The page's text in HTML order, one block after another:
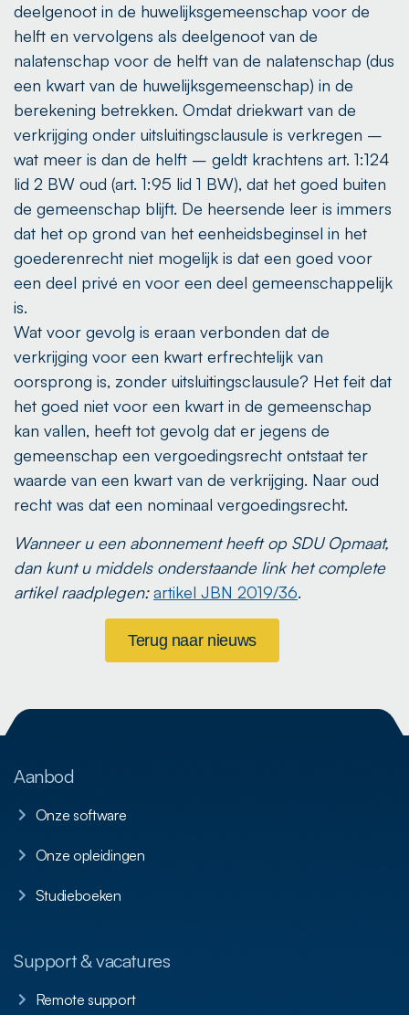
deelgenoot in de huwelijksgemeenschap voor de
helft en vervolgens als deelgenoot van de
nalatenschap voor de helft van de nalatenschap (dus
een kwart van de huwelijksgemeenschap) in de
berekening betrekken. Omdat driekwart van de
verkrijging onder uitsluitingsclausule is verkregen –
wat meer is dan de helft – geldt krachtens art. 1:124
lid 2 BW oud (art. 1:95 lid 1 BW), dat het goed buiten
de gemeenschap blijft. De heersende leer is immers
dat het op grond van het eenheidsbeginsel in het
goederenrecht niet mogelijk is dat een goed voor
een deel privé en voor een deel gemeenschappelijk
is.
Wat voor gevolg is eraan verbonden dat de
verkrijging voor een kwart erfrechtelijk van
oorsprong is, zonder uitsluitingsclausule? Het feit dat
het goed niet voor een kwart in de gemeenschap
kan vallen, heeft tot gevolg dat er jegens de
gemeenschap een vergoedingsrecht ontstaat ter
waarde van een kwart van de verkrijging. Naar oud
recht was dat een nominaal vergoedingsrecht.
Wanneer u een abonnement heeft op SDU Opmaat,
dan kunt u middels onderstaande link het complete
artikel raadplegen:artikel JBN 2019/36.
Terug naar nieuws
Aanbod
Onze software
Onze opleidingen
Studieboeken
Support & vacatures
Remote support